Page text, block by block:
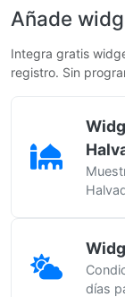
Añade
Integra gratis
registro. Sin
días